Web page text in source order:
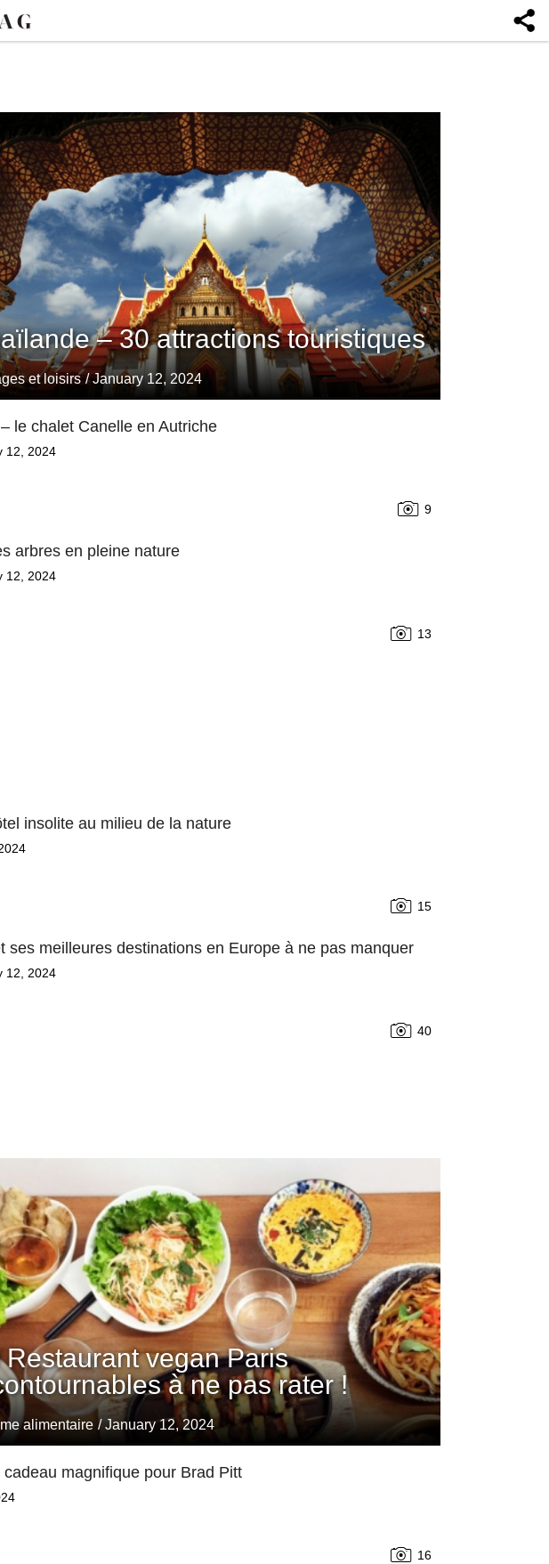
– 30 attractions touristiques
et loisirs / January 12, 2024
le chalet Canelle en Autriche
12, 2024
9
arbres en pleine nature
12, 2024
13
insolite au milieu de la nature
15
ses meilleures destinations en Europe à ne pas manquer
12, 2024
40
Restaurant vegan Paris
à ne pas rater !
alimentaire / January 12, 2024
magnifique pour Brad Pitt
16